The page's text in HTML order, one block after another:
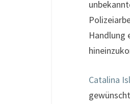
Handlung
Catalina